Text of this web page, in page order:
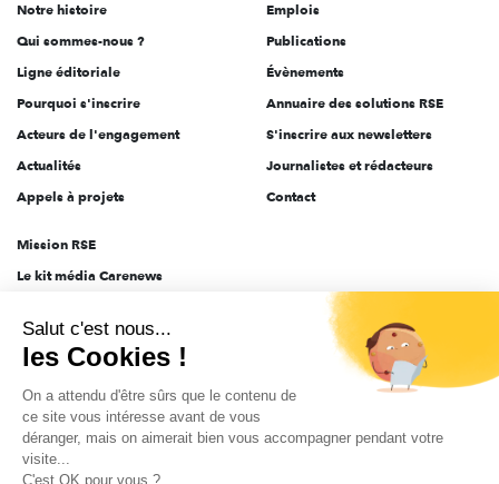
l'engagement
Notre histoire
Qui sommes-nous ?
Ligne éditoriale
Pourquoi s'inscrire
Acteurs de l'engagement
Actualités
Appels à projets
Emplois
Publications
Évènements
Annuaire des solutions RSE
S'inscrire aux newsletters
Journalistes et rédacteurs
Contact
Mission RSE
Le kit média Carenews
AEF info
Novethic
PRODURABLE
Inclusiv Day
Salut c'est nous...
les Cookies !
On a attendu d'être sûrs que le contenu de
ce site vous intéresse avant de vous
déranger, mais on aimerait bien vous accompagner pendant votre
visite...
C'est OK pour vous ?